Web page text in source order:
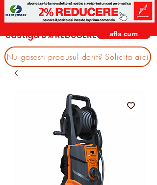
castiga 3% REDUCERE afla cum
Nu gasesti produsul dorit? Solicita aici